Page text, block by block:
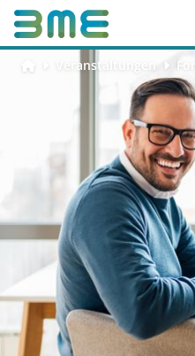
Veranstaltungen